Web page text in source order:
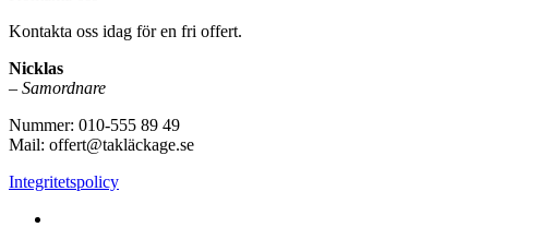
Kontakta oss idag för en fri offert.
Nicklas
– Samordnare
Nummer: 010-555 89 49
Mail: offert@takläckage.se
Integritetspolicy